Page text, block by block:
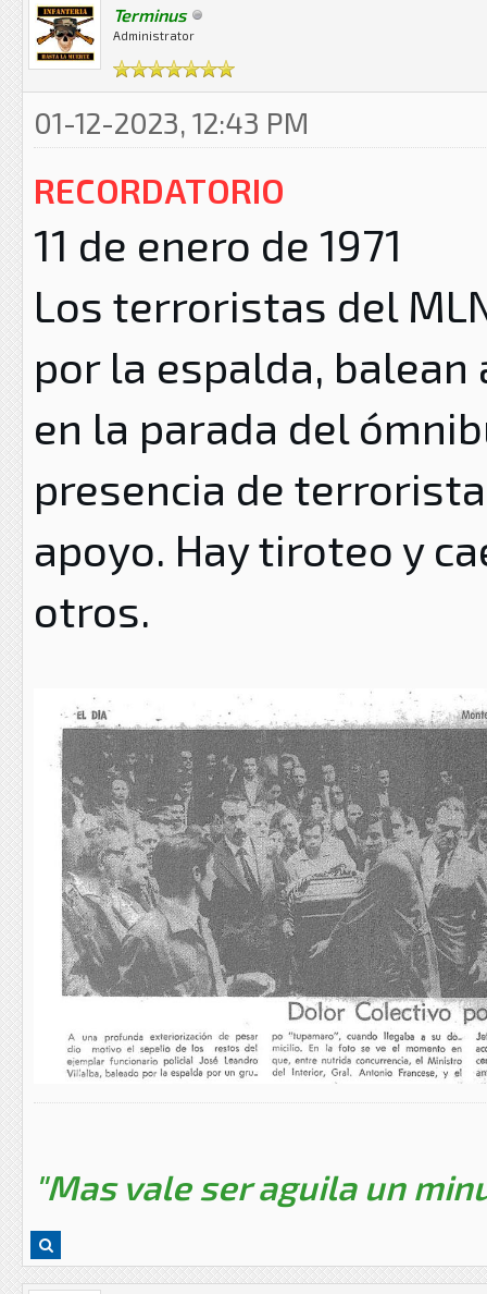
Terminus
Administrator
01-12-2023, 12:43 PM
RECORDATORIO
11 de enero de 1971
Los terroristas del
por la espalda, balean
en la parada del
presencia de
apoyo. Hay tiroteo y
otros.
"Mas vale ser aguila un